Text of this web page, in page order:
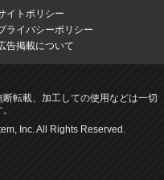
イトポリシー
ライバシーポリシー
告掲載について
転載、加工しての使用などは一切
Inc. All Rights Reserved.